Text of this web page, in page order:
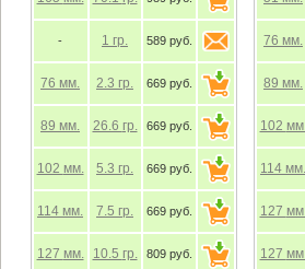
- 1 гр. 589 руб.
76 мм. 2.3 гр. 669 руб.
89 мм. 26.6 гр. 669 руб.
102 мм. 5.3 гр. 669 руб.
114 мм. 7.5 гр. 669 руб.
127 мм. 10.5 гр. 809 руб.
76 мм.
89 мм.
102 мм.
114 мм.
127 мм.
127 мм.